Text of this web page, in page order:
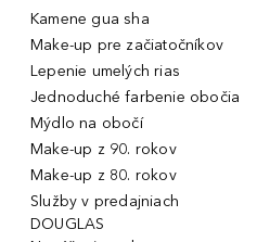
Kamene gua sha
Make-up pre začiatočníkov
Lepenie umelých rias
Jednoduché farbenie obočia
Mýdlo na obočí
Make-up z 90. rokov
Make-up z 80. rokov
Služby v predajniach
DOUGLAS